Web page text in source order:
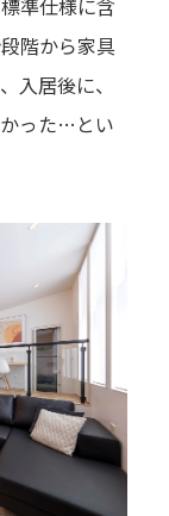
準仕様に含
階から家具
入居後に、
った…とい